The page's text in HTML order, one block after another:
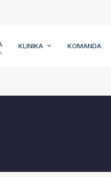
KLINIKA KOMANDA